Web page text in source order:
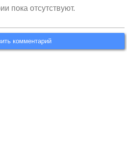
пока отсутствуют.
комментарий